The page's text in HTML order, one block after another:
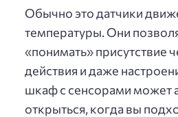
Обычно это датчики
температуры. Они
«понимать» присутствие
действия и даже
шкаф с сенсорами может
открыться, когда вы